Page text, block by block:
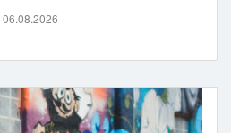
06.08.2026